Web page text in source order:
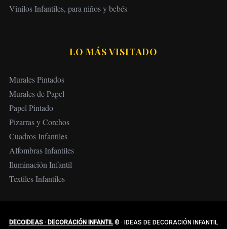
Vinilos Infantiles, para niños y bebés
LO MÁS VISITADO
Murales Pintados
Murales de Papel
Papel Pintado
Pizarras y Corchos
Cuadros Infantiles
Alfombras Infantiles
Iluminación Infantil
Textiles Infantiles
DECOIDEAS · DECORACIÓN INFANTIL© · IDEAS DE DECORACIÓN INFANTIL